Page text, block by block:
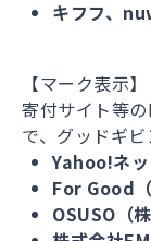
キフフ、
【マーク表示】
寄付サイト等
で、グッドギビ
Yahoo!ネッ
For Good
OSUSO（